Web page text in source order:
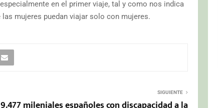
en el primer viaje, tal y como nos indica
las mujeres puedan viajar solo con mujeres.
SIGUIENTE